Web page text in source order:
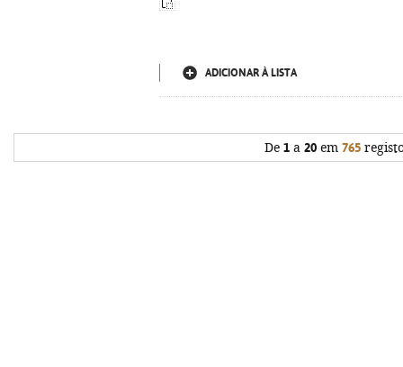
ADICIONAR À LISTA
De 1 a 20 em 765